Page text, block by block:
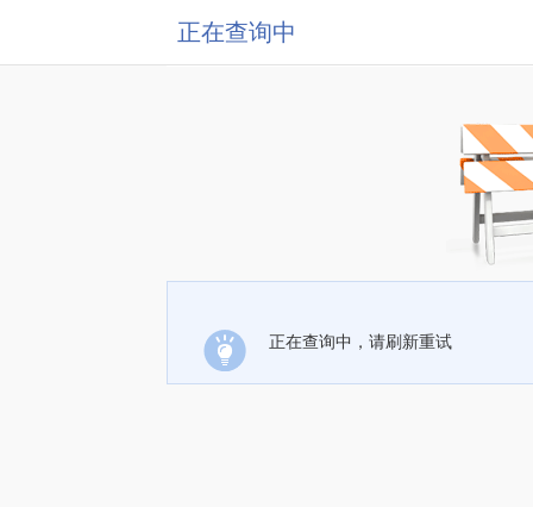
正在查询中
正在查询中，请刷新重试